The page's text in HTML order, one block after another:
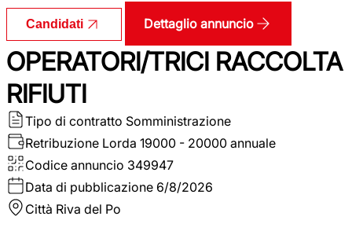
Candidati Dettaglio annuncio
OPERATORI/TRICI RACCOLTA
RIFIUTI
Tipo di contratto Somministrazione
Retribuzione Lorda 19000 - 20000 annuale
Codice annuncio 349947
Data di pubblicazione 6/8/2026
Città Riva del Po